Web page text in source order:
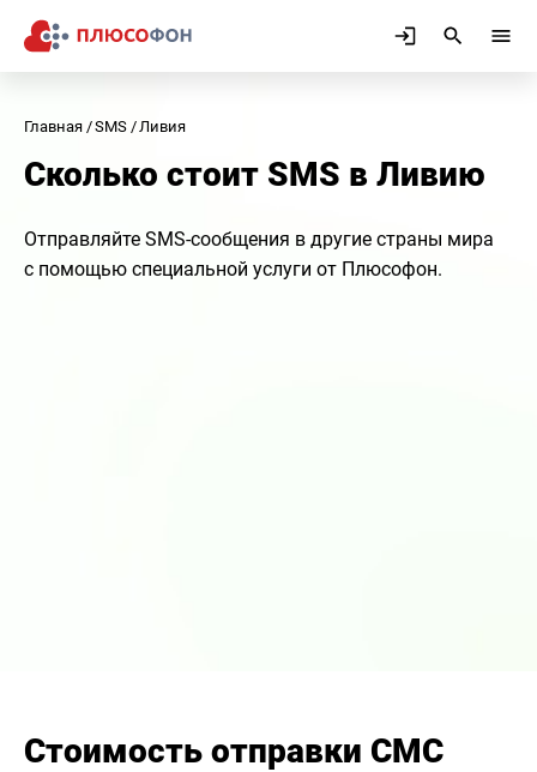
Главная SMS Ливия
Сколько стоит SMS в Ливию
Отправляйте SMS-сообщения в другие страны мира
с помощью специальной услуги от Плюсофон.
Стоимость отправки СМС